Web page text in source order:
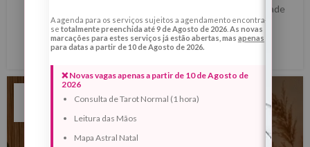
Expansão Energética, Abertura de Caminhos e Prosperidade
Consciente em Cabo Ver...
LER MAIS
A agenda para os serviços sujeitos a agendamento encontra-
se totalmente preenchida até 9 de Agosto de 2026. As novas
marcações para estes serviços já estão abertas, mas apenas
para datas a partir de 10 de Agosto de 2026.
❌ Novas vagas apenas a partir de 10 de Agosto de
2026
Consulta de Tarot Normal (1 hora)
Leitura das Mãos
Mapa Astral Natal